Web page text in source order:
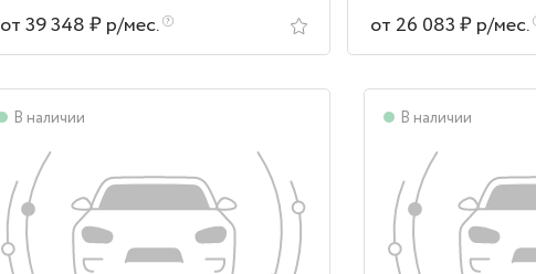
от 39 348 ₽ р/мес. от 26 083 ₽ р/мес.
В наличии В наличии